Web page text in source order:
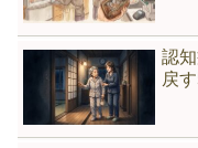
認
戻